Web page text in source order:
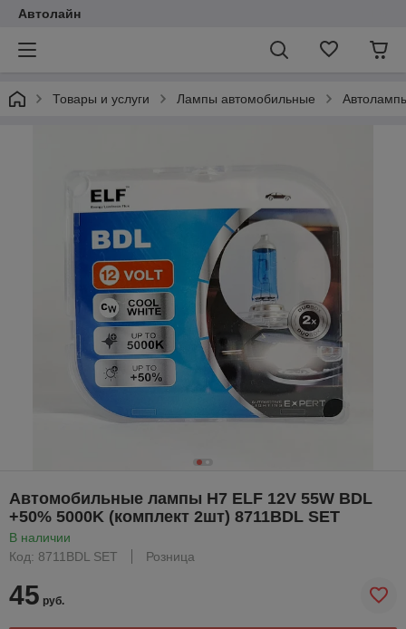
Автолайн
Товары и услуги Лампы автомобильные
Автомобильные лампы H7 ELF 12V 55W BDL
+50% 5000K (комплект 2шт) 8711BDL SET
В наличии
Код: 8711BDL SET
Розница
45 руб.